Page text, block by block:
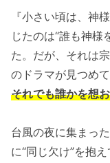
『小さい頃は、神
じたのは“誰も神様
た。だが、それは
のドラマが見つめて
それでも誰かを想
台風の夜に集まっ
に“同じ欠け”を抱